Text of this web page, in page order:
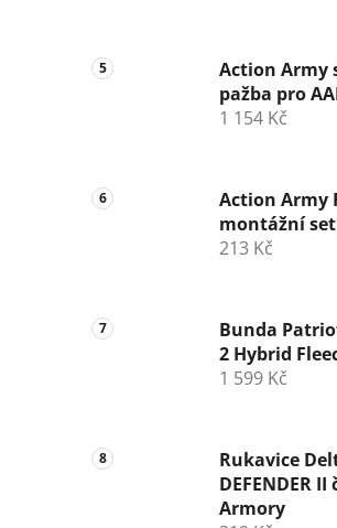
Action Army
pažba pro
1 154 Kč
Action Army
montážní set
213 Kč
Bunda
2 Hybrid
1 599 Kč
Rukavice
DEFENDER
Armory